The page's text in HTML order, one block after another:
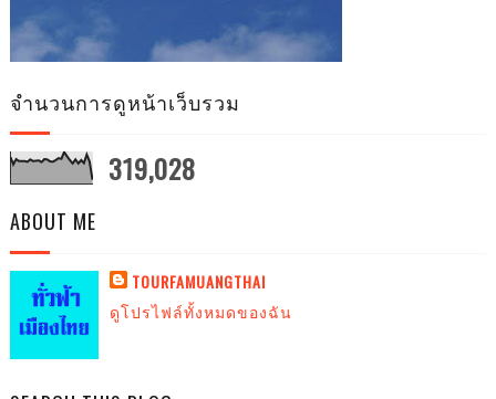
จำนวนการดูหน้าเว็บรวม
319,028
ABOUT ME
TOURFAMUANGTHAI
ดูโปรไฟล์ทั้งหมดของฉัน